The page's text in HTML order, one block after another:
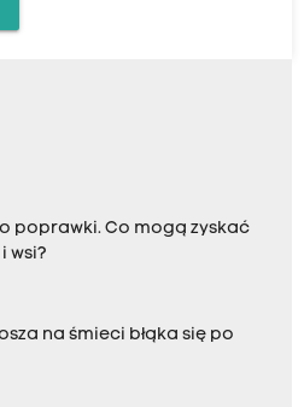
poprawki. Co mogą zyskać
wsi?
na śmieci błąka się po